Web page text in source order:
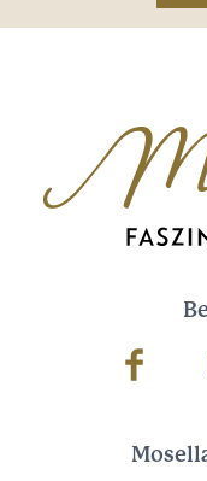
Facebook